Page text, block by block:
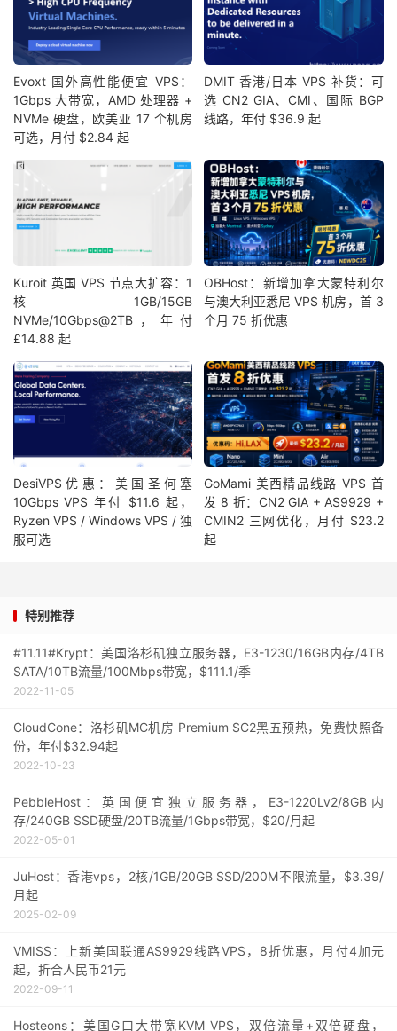
Evoxt 国外高性能便宜 VPS：
1Gbps 大带宽，AMD 处理器 +
NVMe 硬盘，欧美亚 17 个机房
可选，月付 $2.84 起
DMIT 香港/日本 VPS 补货：可
选 CN2 GIA、CMI、国际 BGP
线路，年付 $36.9 起
Kuroit 英国 VPS 节点大扩容：1
核1GB/15GB
NVMe/10Gbps@2TB，年付
£14.88 起
OBHost：新增加拿大蒙特利尔
与澳大利亚悉尼 VPS 机房，首 3
个月 75 折优惠
DesiVPS优惠：美国圣何塞
10Gbps VPS 年付 $11.6 起，
Ryzen VPS / Windows VPS / 独
服可选
GoMami 美西精品线路 VPS 首
发 8 折：CN2 GIA + AS9929 +
CMIN2 三网优化，月付 $23.2
起
特别推荐
#11.11#Krypt：美国洛杉矶独立服务器，E3-1230/16GB内存/4TB
SATA/10TB流量/100Mbps带宽，$111.1/季
2022-11-05
CloudCone：洛杉矶MC机房 Premium SC2黑五预热，免费快照备
份，年付$32.94起
2022-10-23
PebbleHost：英国便宜独立服务器，E3-1220Lv2/8GB内
存/240GB SSD硬盘/20TB流量/1Gbps带宽，$20/月起
2022-05-01
JuHost：香港vps，2核/1GB/20GB SSD/200M不限流量，$3.39/
月起
2025-02-09
VMISS：上新美国联通AS9929线路VPS，8折优惠，月付4加元
起，折合人民币21元
2022-09-11
Hosteons：美国G口大带宽KVM VPS，双倍流量+双倍硬盘，